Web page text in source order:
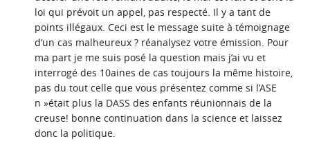
loi qui prévoit un appel, pas respecté. Il y a tant de
points illégaux. Ceci est le message suite à témoignage
d’un cas malheureux ? réanalysez votre émission. Pour
ma part je me suis posé la question mais j’ai vu et
interrogé des 10aines de cas toujours la même histoire,
pas du tout celle que vous présentez comme si l’ASE
n »était plus la DASS des enfants réunionnais de la
creuse! bonne continuation dans la science et laissez
donc la politique.